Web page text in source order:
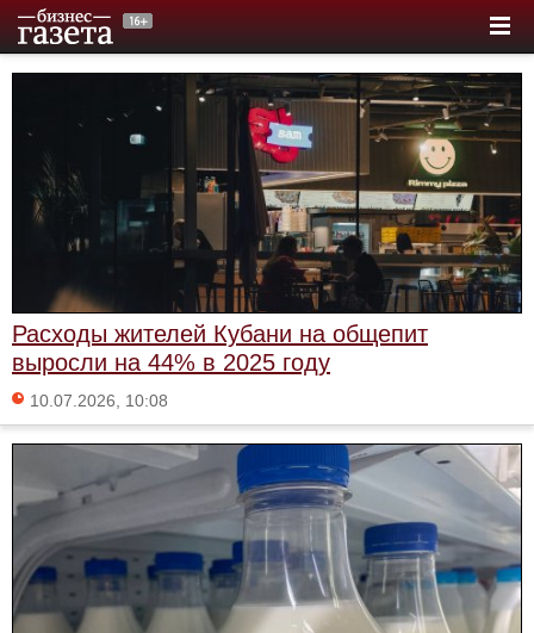
Расходы жителей Кубани на общепит
выросли на 44% в 2025 году
10.07.2026, 10:08